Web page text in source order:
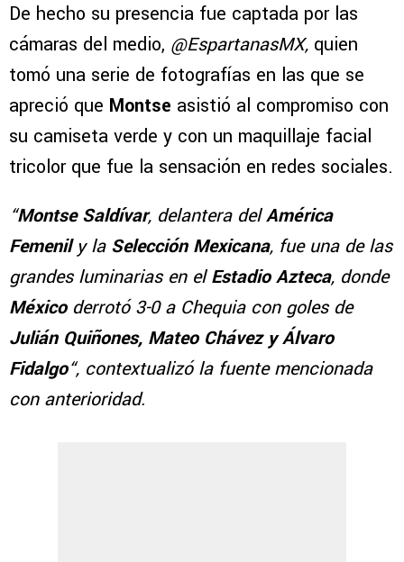
De hecho su presencia fue captada por las
cámaras del medio, @EspartanasMX, quien
tomó una serie de fotografías en las que se
apreció que Montse asistió al compromiso con
su camiseta verde y con un maquillaje facial
tricolor que fue la sensación en redes sociales.
“Montse Saldívar, delantera delAmérica
Femenily la Selección Mexicana, fue una de las
grandes luminarias en elEstadio Azteca, donde
México derrotó 3-0 a Chequia con goles de
Julián Quiñones, Mateo Chávez y Álvaro
Fidalgo“, contextualizó la fuente mencionada
con anterioridad.